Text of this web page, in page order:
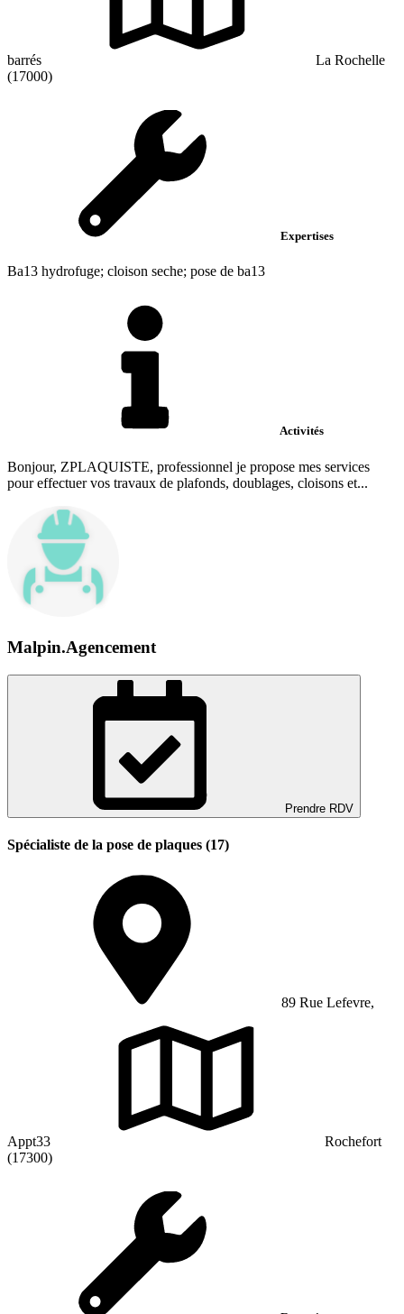
barrés
La Rochelle
(17000)
Expertises
Ba13 hydrofuge; cloison seche; pose de ba13
Activités
Bonjour, ZPLAQUISTE, professionnel je propose mes services
pour effectuer vos travaux de plafonds, doublages, cloisons et...
Malpin.Agencement
Prendre RDV
Spécialiste de la pose de plaques (17)
89 Rue Lefevre,
Appt33
Rochefort
(17300)